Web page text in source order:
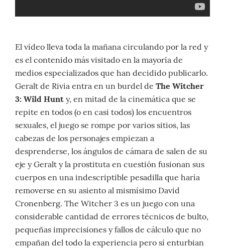
El vídeo lleva toda la mañana circulando por la red y
es el contenido más visitado en la mayoría de
medios especializados que han decidido publicarlo.
Geralt de Rivia entra en un burdel de The Witcher
3: Wild Hunt y, en mitad de la cinemática que se
repite en todos (o en casi todos) los encuentros
sexuales, el juego se rompe por varios sitios, las
cabezas de los personajes empiezan a
desprenderse, los ángulos de cámara de salen de su
eje y Geralt y la prostituta en cuestión fusionan sus
cuerpos en una indescriptible pesadilla que haría
removerse en su asiento al mismísimo David
Cronenberg. The Witcher 3 es un juego con una
considerable cantidad de errores técnicos de bulto,
pequeñas imprecisiones y fallos de cálculo que no
empañan del todo la experiencia pero sí enturbian